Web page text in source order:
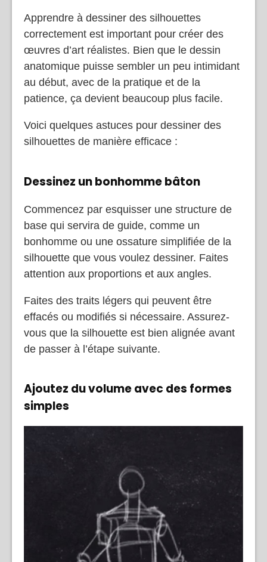
Apprendre à dessiner des silhouettes
correctement est important pour créer des
œuvres d’art réalistes. Bien que le dessin
anatomique puisse sembler un peu intimidant
au début, avec de la pratique et de la
patience, ça devient beaucoup plus facile.
Voici quelques astuces pour dessiner des
silhouettes de manière efficace :
Dessinez un bonhomme bâton
Commencez par esquisser une structure de
base qui servira de guide, comme un
bonhomme ou une ossature simplifiée de la
silhouette que vous voulez dessiner. Faites
attention aux proportions et aux angles.
Faites des traits légers qui peuvent être
effacés ou modifiés si nécessaire. Assurez-
vous que la silhouette est bien alignée avant
de passer à l’étape suivante.
Ajoutez du volume avec des formes
simples